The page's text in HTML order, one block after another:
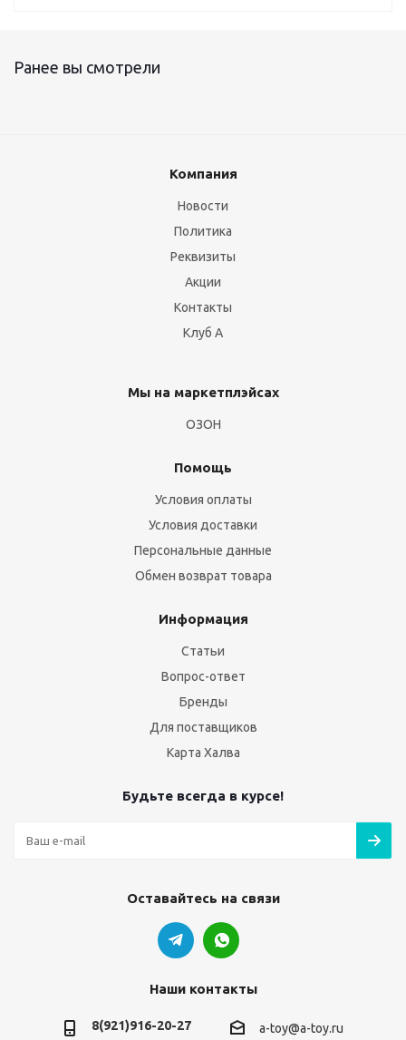
Ранее вы смотрели
Компания
Новости
Политика
Реквизиты
Акции
Контакты
Клуб А
Мы на маркетплэйсах
ОЗОН
Помощь
Условия оплаты
Условия доставки
Персональные данные
Обмен возврат товара
Информация
Статьи
Вопрос-ответ
Бренды
Для поставщиков
Карта Халва
Будьте всегда в курсе!
Оставайтесь на связи
Наши контакты
8(921)916-20-27 a-toy@a-toy.ru